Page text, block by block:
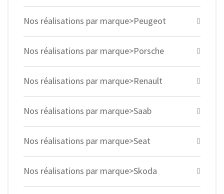
Nos réalisations par marque>Peugeot
Nos réalisations par marque>Porsche
Nos réalisations par marque>Renault
Nos réalisations par marque>Saab
Nos réalisations par marque>Seat
Nos réalisations par marque>Skoda